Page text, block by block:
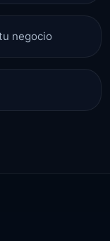
negocio